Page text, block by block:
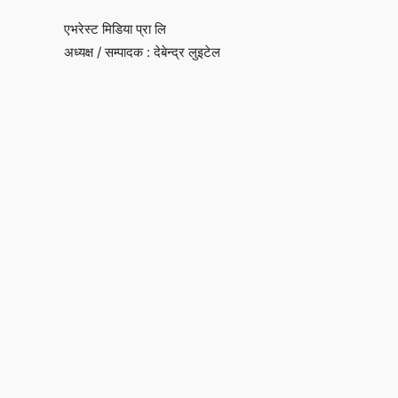
एभरेस्ट मिडिया प्रा लि
अध्यक्ष / सम्पादक : देबेन्द्र लुइटेल